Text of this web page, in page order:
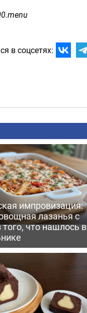
в соцсетях:
импровизация:
лазанья с
что нашлось в